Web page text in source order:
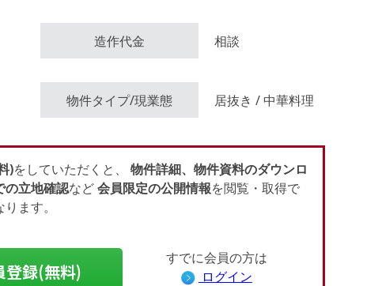
す。
造作代金 相談
物件タイプ/現業態 居抜き / 中華料理
)をしていただくと、物件詳細、物件資料のダウンロ
の立地確認など会員限定の公開情報を閲覧・取得で
ます。
登録(無料)
すでに会員の方は
ログイン